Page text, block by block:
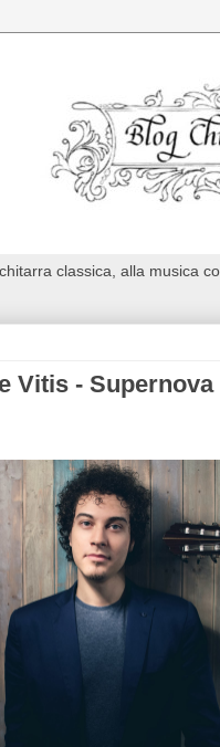
classica, alla musica
Vitis - Supernova